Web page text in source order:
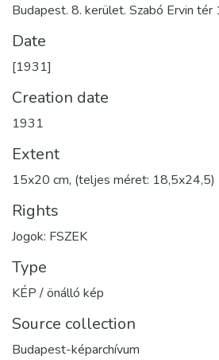
Budapest. 8. kerület. Szabó Ervin
Date
[1931]
Creation date
1931
Extent
15x20 cm, (teljes méret: 18,5x24,5)
Rights
Jogok: FSZEK
Type
KÉP / önálló kép
Source collection
Budapest-képarchívum